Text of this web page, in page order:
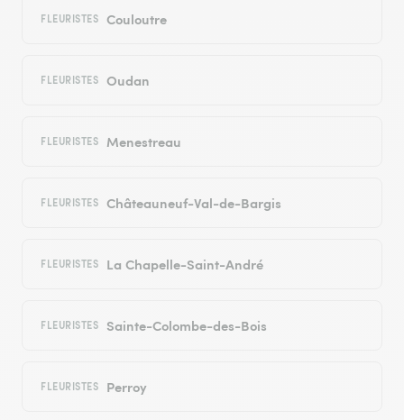
FLEURISTES Couloutre
FLEURISTES Oudan
FLEURISTES Menestreau
FLEURISTES Châteauneuf-Val-de-Bargis
FLEURISTES La Chapelle-Saint-André
FLEURISTES Sainte-Colombe-des-Bois
FLEURISTES Perroy